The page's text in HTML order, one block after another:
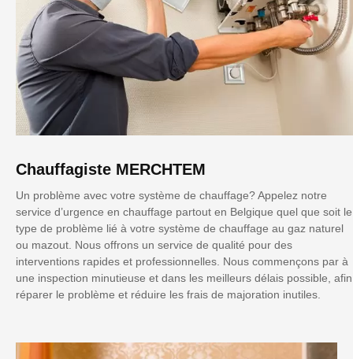
Chauffagiste MERCHTEM
Un problème avec votre système de chauffage? Appelez notre
service d’urgence en chauffage partout en Belgique quel que soit le
type de problème lié à votre système de chauffage au gaz naturel
ou mazout. Nous offrons un service de qualité pour des
interventions rapides et professionnelles. Nous commençons par à
une inspection minutieuse et dans les meilleurs délais possible, afin
réparer le problème et réduire les frais de majoration inutiles.